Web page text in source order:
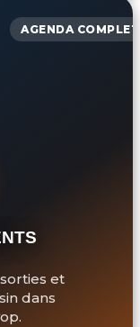
AGENDA COMPLET
et
dans